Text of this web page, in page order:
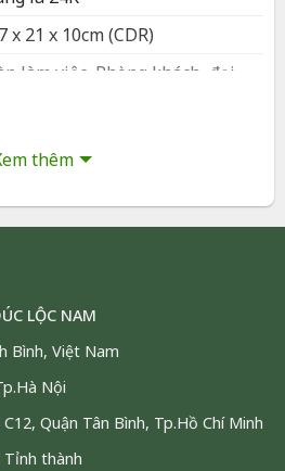
x 21 x 10cm (CDR)
làm việc, Phòng khách, đại
showroom trưng bày, Tủ
hàng toàn quốc (COD)
hàng, đáp ứng số lượng lớn
Vàng 24K Phong
thêm
LỘC NAM
Bình, Việt Nam
Nội
Quận Tân Bình, Tp.Hồ Chí Minh
Tỉnh thành